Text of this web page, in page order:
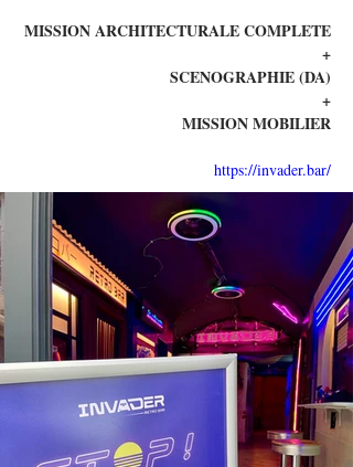
MISSION ARCHITECTURALE COMPLETE
+
SCENOGRAPHIE (DA)
+
MISSION MOBILIER
https://invader.bar/